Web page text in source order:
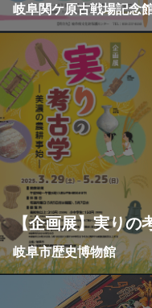
岐阜関ケ原古戦場記念
【企画展】実りの
岐阜市歴史博物館